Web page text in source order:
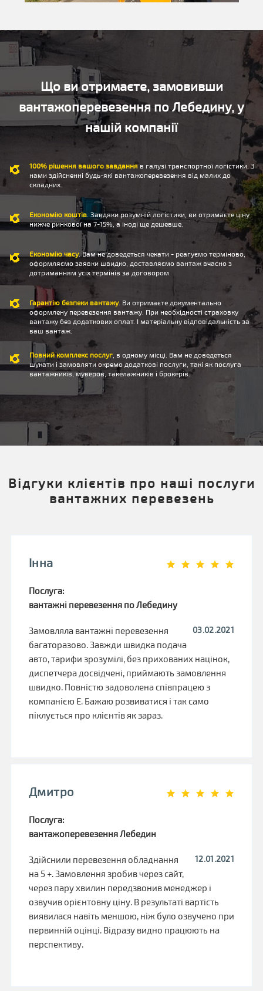
Що ви отримаєте, замовивши
вантажоперевезення по Лебедину, у
нашій компанії
100% рішення вашого завданняв галузі транспортної логістики. З
нами здійсненні будь-які вантажоперевезення від малих до
складних.
Економію коштів . Завдяки розумній логістики, ви отримаєте ціну
нижче ринкової на 7-15%, а іноді ще дешевше.
Економію часу. Вам не доведеться чекати - реагуємо терміново,
оформляємо заявки швидко, доставляємо вантаж вчасно з
дотриманням усіх термінів за договором.
Гарантію безпеки вантажу. Ви отримаєте документально
оформлену перевезення вантажу. При необхідності страховку
вантажу без додаткових оплат. І матеріальну відповідальність за
ваш вантаж.
Повний комплекс послуг , в одному місці. Вам не доведеться
шукати і замовляти окремо додаткові послуги, такі як послуга
вантажників, муверов, такелажників і брокерів.
Відгуки клієнтів про наші послуги
вантажних перевезень
Інна
Послуга:
вантажні перевезення по Лебедину
03.02.2021
Замовляла вантажні перевезення
багаторазово. Завжди швидка подача
авто, тарифи зрозумілі, без прихованих націнок,
диспетчера досвідчені, приймають замовлення
швидко. Повністю задоволена співпрацею з
компанією Е. Бажаю розвиватися і так само
піклується про клієнтів як зараз.
Дмитро
Послуга:
вантажоперевезення Лебедин
12.01.2021
Здійснили перевезення обладнання
на 5 +. Замовлення зробив через сайт,
через пару хвилин передзвонив менеджер і
озвучив орієнтовну ціну. В результаті вартість
виявилася навіть меншою, ніж було озвучено при
первинній оцінці. Відразу видно працюють на
перспективу.